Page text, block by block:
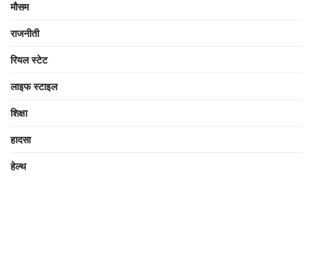
मौसम
राजनीती
रियल स्टेट
लाइफ स्टाइल
शिक्षा
हादसा
हेल्थ